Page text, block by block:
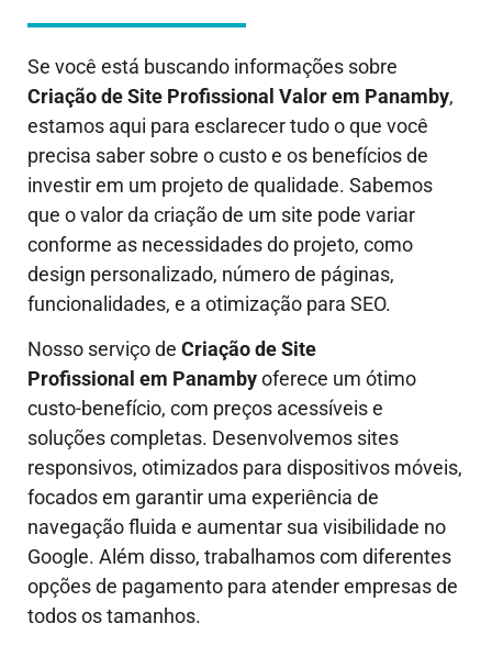
Se você está buscando informações sobre
Criação de Site Profissional Valor em Panamby,
estamos aqui para esclarecer tudo o que você
precisa saber sobre o custo e os benefícios de
investir em um projeto de qualidade. Sabemos
que o valor da criação de um site pode variar
conforme as necessidades do projeto, como
design personalizado, número de páginas,
funcionalidades, e a otimização para SEO.
Nosso serviço de Criação de Site
Profissional em Panambyoferece um ótimo
custo-benefício, com preços acessíveis e
soluções completas. Desenvolvemos sites
responsivos, otimizados para dispositivos móveis,
focados em garantir uma experiência de
navegação fluida e aumentar sua visibilidade no
Google. Além disso, trabalhamos com diferentes
opções de pagamento para atender empresas de
todos os tamanhos.